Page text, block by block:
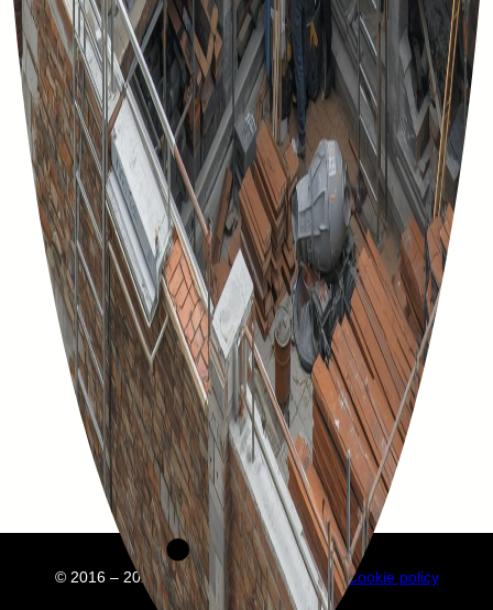
© 2016 – 2025 Embuild À propos de nous Cookie policy